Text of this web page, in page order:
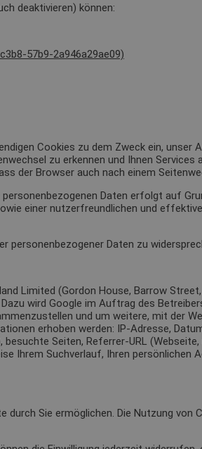
deaktivieren) können:
57b9-2a946a29ae09)
Cookies zu dem Zweck ein, unser
zu erkennen und Ihnen Services
der Browser auch nach einem
Daten erfolgt auf
einer nutzerfreundlichen und
personenbezogener Daten zu
Limited (Gordon House, Barrow Street,
wird Google im Auftrag des
und um weitere, mit der
erhoben werden: IP-Adresse,
Seiten, Referrer-URL (Webseite,
Ihrem Suchverlauf, Ihren persönlichen
durch Sie ermöglichen. Die Nutzung von